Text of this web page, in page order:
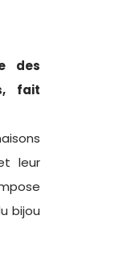
des
fait
leur
bijou